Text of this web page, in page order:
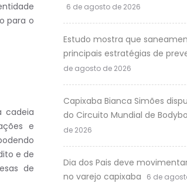
para o
cadeia
e
e de
de
6 de agosto de 2026
Estudo mostra que
principais estratégias de
de agosto de 2026
Capixaba Bianca Simões
do Circuito Mundial de
de 2026
Dia dos Pais deve
no varejo capixaba
6 de